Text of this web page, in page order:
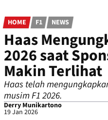
HOME F1 NEWS
Haas
2026 saat
Makin Terlihat
Haas telah
musim F1 2026.
Derry Munikartono
19 Jan 2026